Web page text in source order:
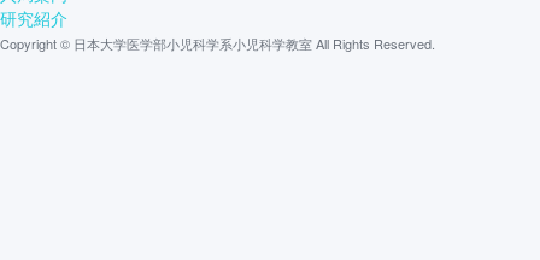
研究紹介
Copyright © 日本大学医学部小児科学系小児科学教室 All Rights Reserved.